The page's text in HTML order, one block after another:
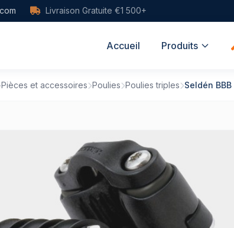
Livraison Gratuite €1 500+
Accueil Produits
Pièces et accessoires Poulies Poulies triples Seldén